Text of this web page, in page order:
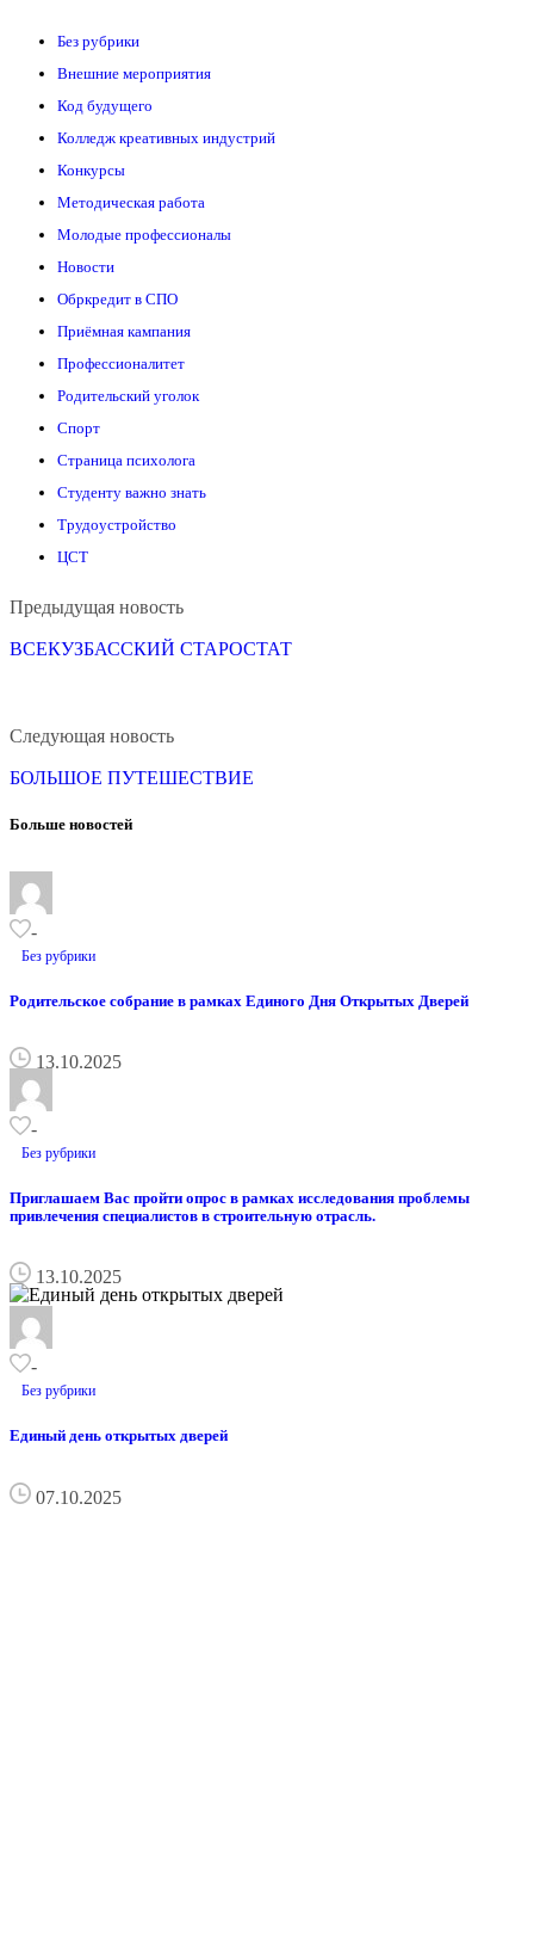
Без рубрики
Внешние мероприятия
Код будущего
Колледж креативных индустрий
Конкурсы
Методическая работа
Молодые профессионалы
Новости
Обркредит в СПО
Приёмная кампания
Профессионалитет
Родительский уголок
Спорт
Страница психолога
Студенту важно знать
Трудоустройство
ЦСТ
Continue
Reading
Предыдущая новость
ВСЕКУЗБАССКИЙ СТАРОСТАТ
Следующая новость
БОЛЬШОЕ ПУТЕШЕСТВИЕ
Больше новостей
-
Без рубрики
Родительское собрание в рамках Единого Дня Открытых Дверей
13.10.2025
-
Без рубрики
Приглашаем Вас пройти опрос в рамках исследования проблемы
привлечения специалистов в строительную отрасль.
13.10.2025
-
Без рубрики
Единый день открытых дверей
07.10.2025